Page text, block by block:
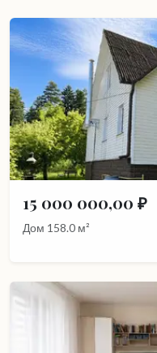
15 000 000,00 ₽
Дом 158.0 м²